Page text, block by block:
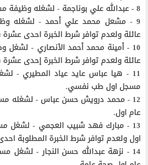
8 - عبدالله علي بوناجمة - لشغله وظيفة مسجل أول.
9 - مشعل محمد علي أحمد - لشغله
عائلة ولعدم توافر شرط الخبرة احدى
10 - أمينة محمد أحمد الأنصاري -
عائلة ولعدم توافر شرط الخبرة إحدى
11 - هيا عباس عايد عياد المطيري -
مسجل اول طب نفسي.
12 - محمد درويش حسن عباس - لشغله
عام اول.
13 - مبارك فهد شبيب العجمي -
اول ولعدم توافر شرط الخبرة المطلوبة
14 - نزهة عبدالله حسن النجار -